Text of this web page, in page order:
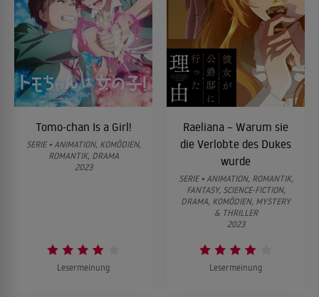
Tomo-chan Is a Girl!
SERIE • ANIMATION, KOMÖDIEN,
ROMANTIK, DRAMA
2023
Lesermeinung
Raeliana – Warum sie
die Verlobte des Dukes
wurde
SERIE • ANIMATION, ROMANTIK,
FANTASY, SCIENCE-FICTION,
DRAMA, KOMÖDIEN, MYSTERY
& THRILLER
2023
Lesermeinung